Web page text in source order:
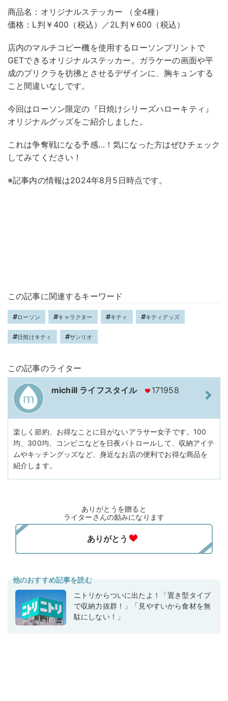
商品名：オリジナルステッカー （全4種）
価格：L判￥400（税込）／2L判￥600（税込）
店内のマルチコピー機を使用するローソンプリントで
GETできるオリジナルステッカー。ガラケーの画面や平
成のプリクラを彷彿とさせるデザインに、胸キュンする
こと間違いなしです。
今回はローソン限定の『日焼けシリーズハローキティ』
オリジナルグッズをご紹介しました。
これは争奪戦になる予感…！気になった方はぜひチェック
してみてください！
※記事内の情報は2024年8月5日時点です。
この記事に関連するキーワード
ローソン キャラクター キティ キティグッズ
日焼けキティ サンリオ
この記事のライター
michill ライフスタイル 171958
楽しく節約、お得なことに目がないアラサー女子です。100
均、300均、コンビニなどを日夜パトロールして、収納アイテ
ムやキッチングッズなど、身近なお店の便利でお得な商品を
紹介します。
ありがとうを贈ると
ライターさんの励みになります
他のおすすめ記事を読む
ニトリからついに出たよ！「置き型タイプ
で収納力抜群！」「見やすいから食材を無
駄にしない！」